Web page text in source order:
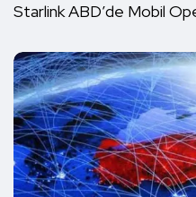
Starlink ABD’de Mobil